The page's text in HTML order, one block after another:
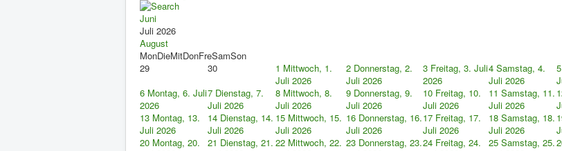
Juni
Juli 2026
August
MonDieMitDonFreSamSon
29
30 1 Mittwoch, 1.
Juli 2026
2 Donnerstag, 2.
Juli 2026
3 Freitag, 3. Juli
2026
4 Samstag, 4.
Juli 2026
5
6 Montag, 6. Juli
2026
7 Dienstag, 7.
Juli 2026
8 Mittwoch, 8.
Juli 2026
9 Donnerstag, 9.
Juli 2026
10 Freitag, 10.
Juli 2026
11 Samstag, 11.
Juli 2026
13 Montag, 13.
Juli 2026
14 Dienstag, 14.
Juli 2026
15 Mittwoch, 15.
Juli 2026
16 Donnerstag, 16.
Juli 2026
17 Freitag, 17.
Juli 2026
18 Samstag, 18.
Juli 2026
20 Montag, 20.
21 Dienstag, 21. 22 Mittwoch, 22. 23 Donnerstag, 23.24 Freitag, 24.
25 Samstag, 25.